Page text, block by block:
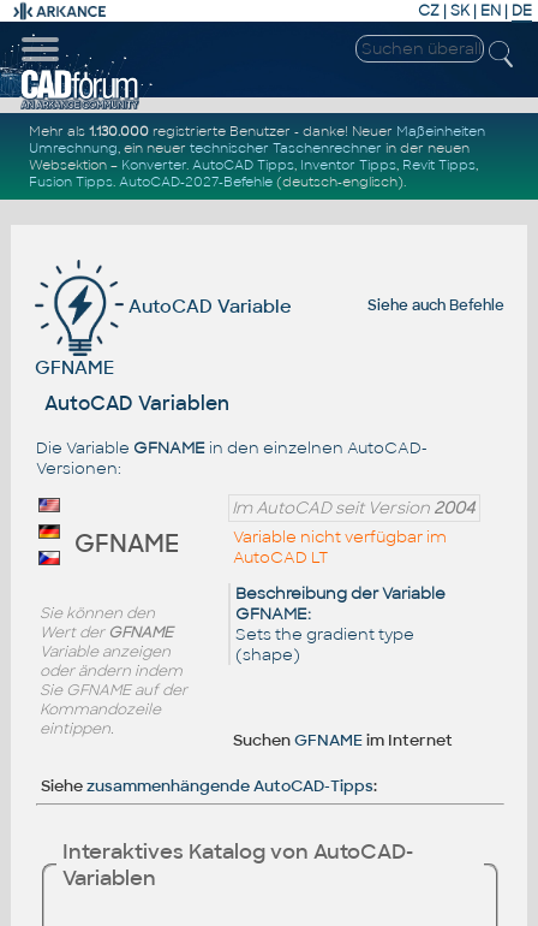
CZ | SK| EN | DE
Mehr als1.130.000 registrierte Benutzer - danke! Neuer Maßeinheiten
Umrechnung, ein neuertechnischer Taschenrechner in der neuen
Websektion – Konverter.AutoCAD Tipps, Inventor Tipps, Revit Tipps,
Fusion Tipps.AutoCAD-2027-Befehle (deutsch-englisch).
Siehe auchBefehle
AutoCAD Variable
GFNAME
AutoCAD Variablen
Die Variable GFNAMEin den einzelnen AutoCAD-
Versionen:
Im AutoCAD seit Version 2004
Variable nicht verfügbar im
AutoCAD LT
Beschreibung der Variable
GFNAME:
Sets the gradient type
(shape)
SuchenGFNAMEim Internet
GFNAME
Sie können den
Wert der GFNAME
Variable anzeigen
oder ändern indem
Sie GFNAME auf der
Kommandozeile
eintippen.
Siehezusammenhängende AutoCAD-Tipps:
Interaktives Katalog von AutoCAD-
Variablen